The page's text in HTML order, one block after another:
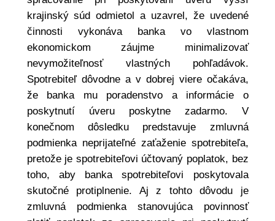
krajinský súd odmietol a uzavrel, že uvedené
činnosti vykonáva banka vo vlastnom
ekonomickom záujme minimalizovať
nevymožiteľnosť vlastných pohľadávok.
Spotrebiteľ dôvodne a v dobrej viere očakáva,
že banka mu poradenstvo a informácie o
poskytnutí úveru poskytne zadarmo. V
konečnom dôsledku predstavuje zmluvná
podmienka neprijateľné zaťaženie spotrebiteľa,
pretože je spotrebiteľovi účtovaný poplatok, bez
toho, aby banka spotrebiteľovi poskytovala
skutočné protiplnenie. Aj z tohto dôvodu je
zmluvná podmienka stanovujúca povinnosť